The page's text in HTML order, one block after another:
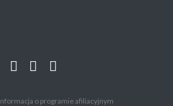
o programie afiliacyjnym